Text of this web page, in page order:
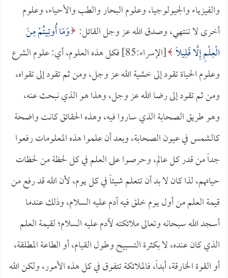
والفيزياء والجيولوجيا، وعلوم البحار والطب والأحياء، وعلوم
أخرى لا تنتهي، وصدق الله عز وجل القائل: وَمَا أُوتِيتُمْ مِنَ
الْعِلْمِ إِلَّا قَلِيلًا
[الإسراء:85] فكل هذه العلوم، أي: علوم الشرع
وعلوم الحياة تقود إلى خشية الله عز وجل، ومن ثم تقود إلى تقواه،
ومن ثم تقود إلى رضا الله عز وجل، وهذا هو الذي نبحث عنه،
وهو طريق الصحابة الذي ساروا فيه، وهذه الحقائق كانت واضحة
كالشمس في عيون الصحابة، وبعد أن علموا هذه المعلومات رفعوا
جداً من قدر كل عالم، وحرصوا على العلم في كل لحظة من لحظات
حياتهم، لذا كان لا بد أن تتعلم شيئاً في كل يوم، لأن الله قد رفع من
قيمة العلم من أول يوم خلق فيه آدم عليه السلام، وذلك عندما
أسجد الله سبحانه وتعالى ملائكته لآدم عليه السلام؛ لقيمة العلم
الذي كان عنده، لا بكثرة التسبيح وطول القيام، أو الطاعة المطلقة،
أو القوة الخارقة، أبداً، فالملائكة تتفوق في كل هذه الأمور، ولكن الله